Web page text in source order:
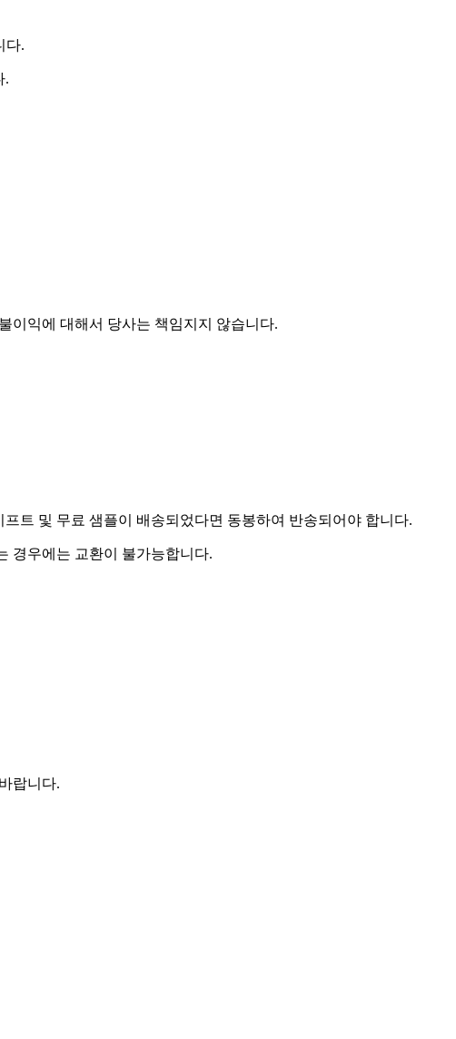
다.
.
이익에 대해서 당사는 책임지지 않습니다.
트 및 무료 샘플이 배송되었다면 동봉하여 반송되어야 합니다.
경우에는 교환이 불가능합니다.
랍니다.